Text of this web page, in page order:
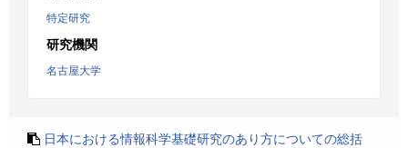
特定研究
研究機関
名古屋大学
日本における情報科学基礎研究のあり方についての総括